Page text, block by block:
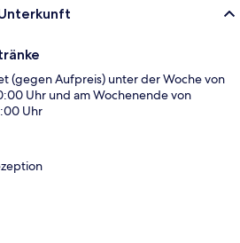
(gegen Aufpreis) unter der Woche von
Uhr und am Wochenende von
Uhr